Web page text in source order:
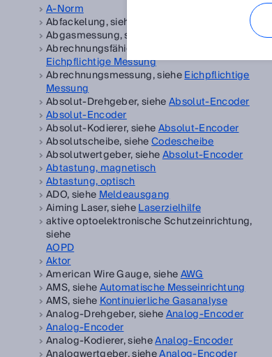
A-Norm
Abfackelung, siehe
Abgasmessung, siehe Emissionsüberwachung
Abrechnungsfähige Messung, siehe
Eichpflichtige Messung
Abrechnungsmessung, sieheEichpflichtige
Messung
Absolut-Drehgeber, sieheAbsolut-Encoder
Absolut-Encoder
Absolut-Kodierer, sieheAbsolut-Encoder
Absolutscheibe, sieheCodescheibe
Absolutwertgeber, sieheAbsolut-Encoder
Abtastung, magnetisch
Abtastung, optisch
ADO, sieheMeldeausgang
Aiming Laser, sieheLaserzielhilfe
aktive optoelektronische Schutzeinrichtung,
siehe
AOPD
Aktor
American Wire Gauge, sieheAWG
AMS, sieheAutomatische Messeinrichtung
AMS, sieheKontinuierliche Gasanalyse
Analog-Drehgeber, sieheAnalog-Encoder
Analog-Encoder
Analog-Kodierer, sieheAnalog-Encoder